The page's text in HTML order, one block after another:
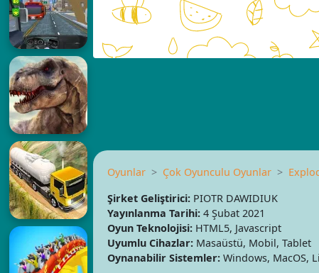
Oyunlar Çok Oyunculu Oyunlar
Şirket Geliştirici:PIOTR DAWIDIUK
Yayınlanma Tarihi:4 Şubat 2021
Oyun Teknolojisi:HTML5, Javascript
Uyumlu Cihazlar:Masaüstü, Mobil, Tablet
Oynanabilir Sistemler:Windows, MacOS,